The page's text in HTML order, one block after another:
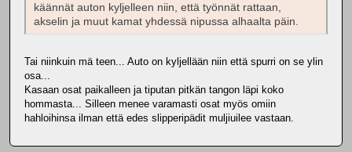
käännät auton kyljelleen niin, että työnnät rattaan,
akselin ja muut kamat yhdessä nipussa alhaalta päin.
Tai niinkuin mä teen... Auto on kyljellään niin että spurri on se ylin
osa...
Kasaan osat paikalleen ja tiputan pitkän tangon läpi koko
hommasta... Silleen menee varamasti osat myös omiin
hahloihinsa ilman että edes slipperipädit muljiuilee vastaan.